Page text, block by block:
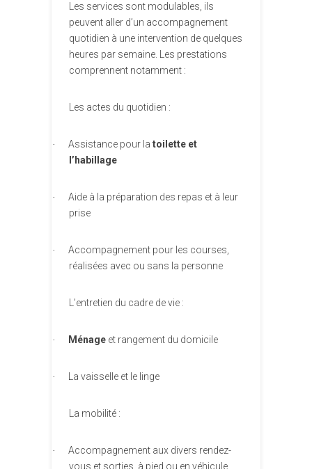
Les services sont modulables, ils
peuvent aller d’un accompagnement
quotidien à une intervention de quelques
heures par semaine. Les prestations
comprennent notamment :
Les actes du quotidien :
· Assistance pour la toilette et
l’habillage
·
Aide à la préparation des repas et à leur
prise
·
Accompagnement pour les courses,
réalisées avec ou sans la personne
L’entretien du cadre de vie :
· Ménage et rangement du domicile
· La vaisselle et le linge
La mobilité :
·
Accompagnement aux divers rendez-
vous et sorties, à pied ou en véhicule